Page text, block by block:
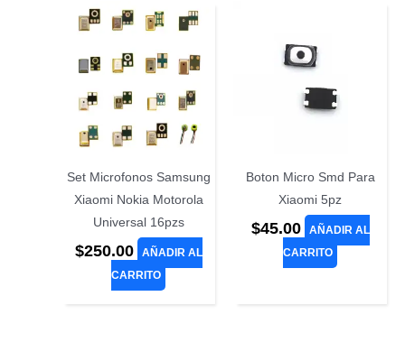
Set Microfonos Samsung
Xiaomi Nokia Motorola
Universal 16pzs
$250.00
AÑADIR AL
CARRITO
Boton Micro Smd Para
Xiaomi 5pz
$45.00
AÑADIR AL
CARRITO